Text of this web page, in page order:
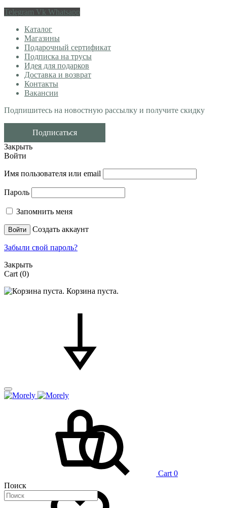
Telegram Vk Whatsapp
Каталог
Магазины
Подарочный сертификат
Подписка на трусы
Идея для подарков
Доставка и возврат
Контакты
Вакансии
Подпишитесь на новостную рассылку и получите скидку
Подписаться
Закрыть
Войти
Имя пользователя или email
Пароль
Запомнить меня
Войти Создать аккаунт
Забыли свой пароль?
Закрыть
Cart (0)
Корзина пуста.
Cart 0
Поиск